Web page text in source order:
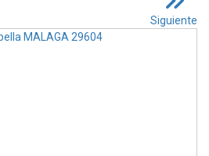
Siguiente